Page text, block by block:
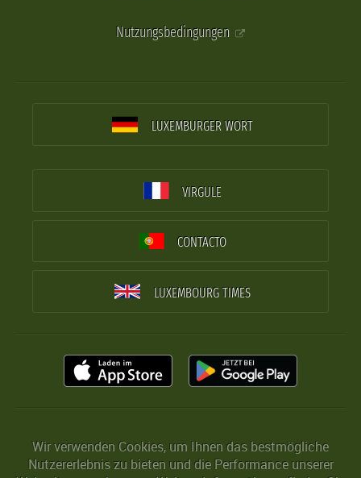
Nutzungsbedingungen
LUXEMBURGER WORT
VIRGULE
CONTACTO
LUXEMBOURG TIMES
Wir verwenden Cookies, um Ihnen das bestmögliche
Nutzererlebnis zu bieten und die Performance unserer